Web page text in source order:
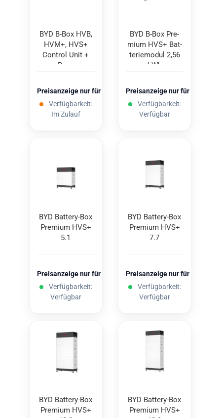
BYD B-Box HVB,
HVM+, HVS+
Con­trol Unit +
Base
Preisanzeige nur für freigeschaltete Kunden
Verfügbarkeit:
Im Zulauf
BYD B-Box Pre­
mi­um HVS+ Bat­
te­rie­mo­dul 2,56
kWh
Preisanzeige nur für
Verfügbarkeit:
Verfügbar
BYD Battery-​​Box
Pre­mi­um HVS+
5.1
Preisanzeige nur für freigeschaltete Kunden
Verfügbarkeit:
Verfügbar
BYD Battery-​​Box
Pre­mi­um HVS+
7.7
Preisanzeige nur für
Verfügbarkeit:
Verfügbar
BYD Battery-​​Box
Pre­mi­um HVS+
BYD Battery-​​Box
Pre­mi­um HVS+